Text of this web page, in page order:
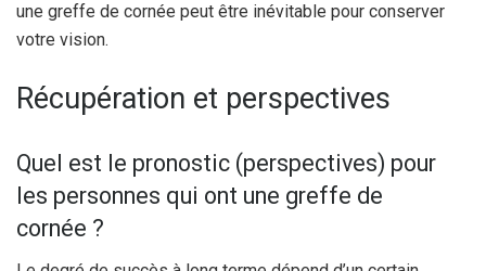
une greffe de cornée peut être inévitable pour conserver
votre vision.
Récupération et perspectives
Quel est le pronostic (perspectives) pour
les personnes qui ont une greffe de
cornée ?